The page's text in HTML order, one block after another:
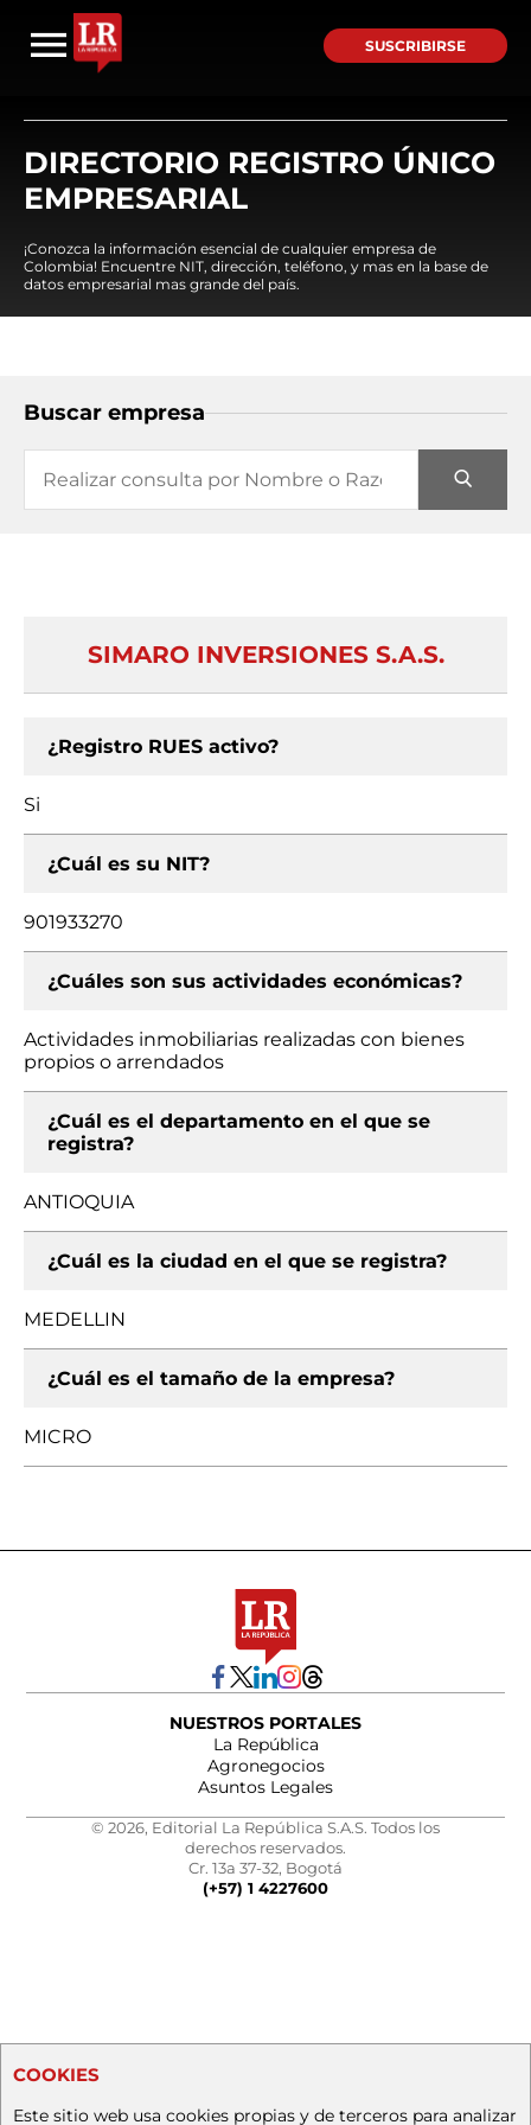
SUSCRIBIRSE
DIRECTORIO REGISTRO ÚNICO
EMPRESARIAL
¡Conozca la información esencial de cualquier empresa de
Colombia! Encuentre NIT, dirección, teléfono, y mas en la base de
datos empresarial mas grande del país.
Buscar empresa
SIMARO INVERSIONES S.A.S.
¿Registro RUES activo?
Si
¿Cuál es su NIT?
901933270
¿Cuáles son sus actividades económicas?
Actividades inmobiliarias realizadas con bienes
propios o arrendados
¿Cuál es el departamento en el que se
registra?
ANTIOQUIA
¿Cuál es la ciudad en el que se registra?
MEDELLIN
¿Cuál es el tamaño de la empresa?
MICRO
NUESTROS PORTALES
La República
Agronegocios
Asuntos Legales
© 2026, Editorial La República S.A.S. Todos los
derechos reservados.
Cr. 13a 37-32, Bogotá
(+57) 1 4227600
COOKIES
Este sitio web usa cookies propias y de terceros para analizar